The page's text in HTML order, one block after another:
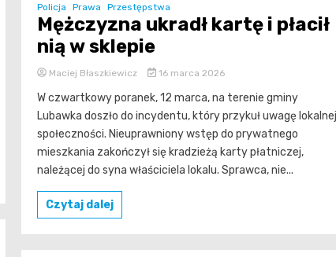
Policja Prawa Przestępstwa
Mężczyzna ukradł kartę i płacił
nią w sklepie
Maciej Błaszkiewicz 16 marca 2026
W czwartkowy poranek, 12 marca, na terenie gminy
Lubawka doszło do incydentu, który przykuł uwagę lokalnej
społeczności. Nieuprawniony wstęp do prywatnego
mieszkania zakończył się kradzieżą karty płatniczej,
należącej do syna właściciela lokalu. Sprawca, nie...
Czytaj dalej